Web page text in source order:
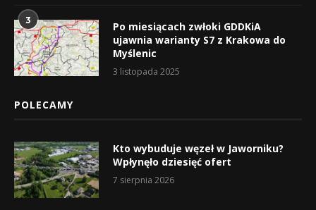
3
Po miesiącach zwłoki GDDKiA
ujawnia warianty S7 z Krakowa do
Myślenic
3 listopada 2025
POLECAMY
Kto wybuduje węzeł w Jaworniku?
Wpłynęło dziesięć ofert
7 sierpnia 2026